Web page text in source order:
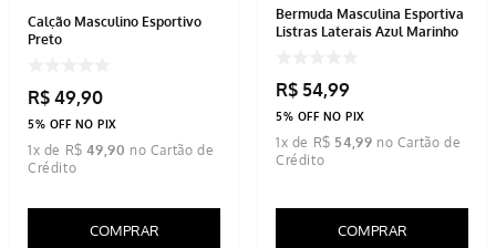
Calção Masculino Esportivo
Preto
R$ 49,90
5% OFF NO PIX
1x de R$ 49 ,90
COMPRAR
Bermuda Masculina Esportiva
Listras Laterais Azul Marinho
R$ 54,99
5% OFF NO PIX
1x de R$ 54 ,99
COMPRAR